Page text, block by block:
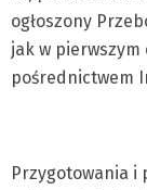
ogłoszony
jak w pierwszym
pośrednictwem
Przygotowania i